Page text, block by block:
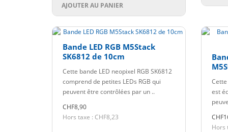
AJOUTER AU PANIER
Bande LED RGB M5Stack
SK6812 de 10cm
Cette bande LED neopixel RGB SK6812
comprend de petites LEDs RGB qui
peuvent être contrôlées par un ..
CHF8,90
Hors taxe : CHF8,23
Cette
est
Hors